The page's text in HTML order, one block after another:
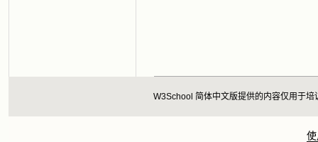
W3School 简体中文版提供的内容仅用于